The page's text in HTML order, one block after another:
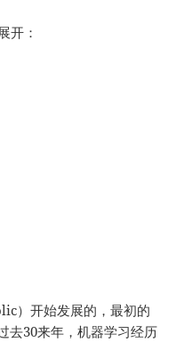
开：
）开始发展的，最初的
去30来年，机器学习经历